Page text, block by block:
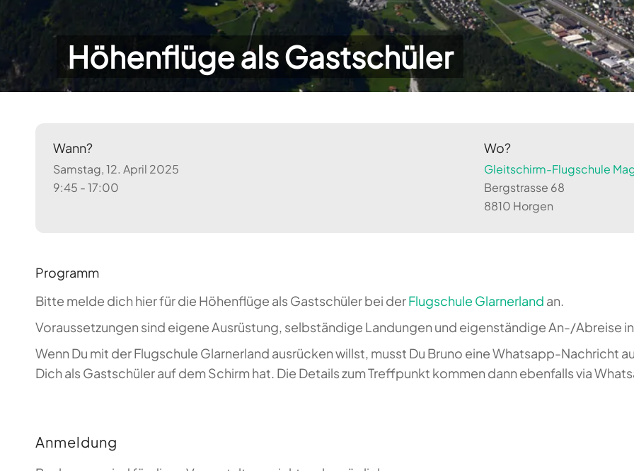
Höhenflüge als Gastschüler
Wann?
Samstag, 12. April 2025
9:45 - 17:00
Wo?
Gleitschirm-Flugschule
Bergstrasse 68
8810 Horgen
Programm
Bitte melde dich hier für die Höhenflüge als Gastschüler bei derFlugschule Glarnerland an.
Voraussetzungen sind eigene Ausrüstung, selbständige Landungen und eigenständige An-/Abreise
Wenn Du mit der Flugschule Glarnerland ausrücken willst, musst Du Bruno eine Whatsapp-Nachricht
Dich als Gastschüler auf dem Schirm hat. Die Details zum Treffpunkt kommen dann ebenfalls via
Anmeldung